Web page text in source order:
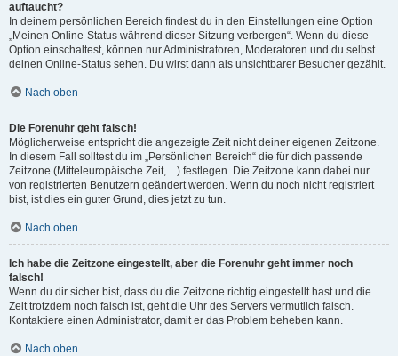
auftaucht?
In deinem persönlichen Bereich findest du in den Einstellungen eine Option
„Meinen Online-Status während dieser Sitzung verbergen“. Wenn du diese
Option einschaltest, können nur Administratoren, Moderatoren und du selbst
deinen Online-Status sehen. Du wirst dann als unsichtbarer Besucher gezählt.
Nach oben
Die Forenuhr geht falsch!
Möglicherweise entspricht die angezeigte Zeit nicht deiner eigenen Zeitzone.
In diesem Fall solltest du im „Persönlichen Bereich“ die für dich passende
Zeitzone (Mitteleuropäische Zeit, ...) festlegen. Die Zeitzone kann dabei nur
von registrierten Benutzern geändert werden. Wenn du noch nicht registriert
bist, ist dies ein guter Grund, dies jetzt zu tun.
Nach oben
Ich habe die Zeitzone eingestellt, aber die Forenuhr geht immer noch
falsch!
Wenn du dir sicher bist, dass du die Zeitzone richtig eingestellt hast und die
Zeit trotzdem noch falsch ist, geht die Uhr des Servers vermutlich falsch.
Kontaktiere einen Administrator, damit er das Problem beheben kann.
Nach oben